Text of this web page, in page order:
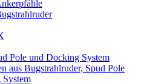
Pole und Docking System
aus Bugstrahlruder, Spud Pole